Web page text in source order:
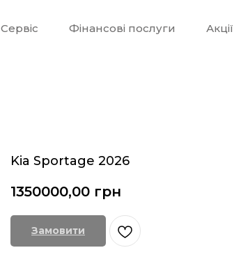
Сервіс Фінансові послуги Акції
Kia Sportage 2026
1350000,00 грн
Замовити